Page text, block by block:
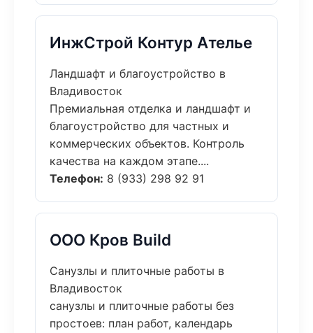
ИнжСтрой Контур Ателье
Ландшафт и благоустройство в
Владивосток
Премиальная отделка и ландшафт и
благоустройство для частных и
коммерческих объектов. Контроль
качества на каждом этапе....
Телефон: 8 (933) 298 92 91
ООО Кров Build
Санузлы и плиточные работы в
Владивосток
санузлы и плиточные работы без
простоев: план работ, календарь